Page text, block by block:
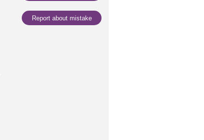
Report about mistake